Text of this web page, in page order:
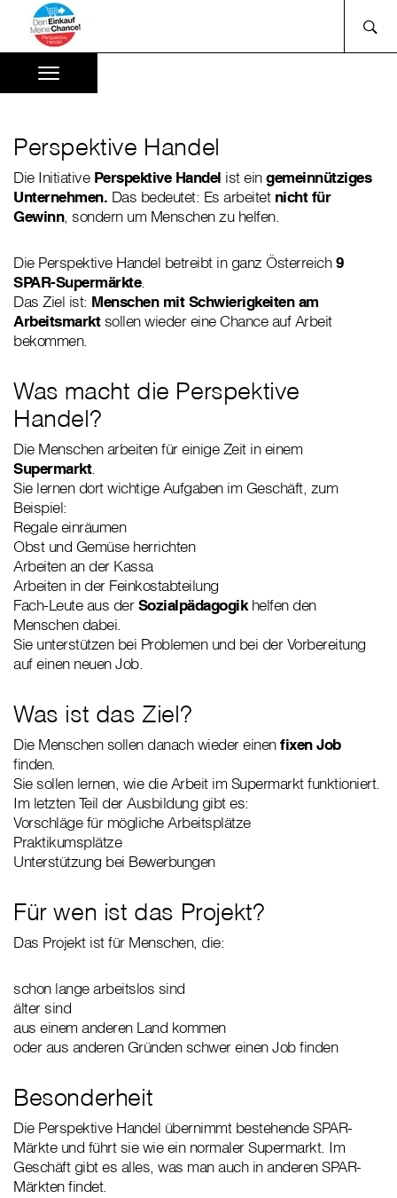
Perspektive Handel
Die Initiative Perspektive Handel ist eingemeinnütziges
Unternehmen. Das bedeutet: Es arbeitet nicht für
Gewinn, sondern um Menschen zu helfen.
Die Perspektive Handel betreibt in ganz Österreich9
SPAR-Supermärkte.
Das Ziel ist: Menschen mit Schwierigkeiten am
Arbeitsmarktsollen wieder eine Chance auf Arbeit
bekommen.
Was macht die Perspektive
Handel?
Die Menschen arbeiten für einige Zeit in einem
Supermarkt.
Sie lernen dort wichtige Aufgaben im Geschäft, zum
Beispiel:
Regale einräumen
Obst und Gemüse herrichten
Arbeiten an der Kassa
Arbeiten in der Feinkostabteilung
Fach-Leute aus derSozialpädagogikhelfen den
Menschen dabei.
Sie unterstützen bei Problemen und bei der Vorbereitung
auf einen neuen Job.
Was ist das Ziel?
Die Menschen sollen danach wieder einenfixen Job
finden.
Sie sollen lernen, wie die Arbeit im Supermarkt funktioniert.
Im letzten Teil der Ausbildung gibt es:
Vorschläge für mögliche Arbeitsplätze
Praktikumsplätze
Unterstützung bei Bewerbungen
Für wen ist das Projekt?
Das Projekt ist für Menschen, die:
schon lange arbeitslos sind
älter sind
aus einem anderen Land kommen
oder aus anderen Gründen schwer einen Job finden
Besonderheit
Die Perspektive Handel übernimmt bestehende SPAR-
Märkte und führt sie wie ein normaler Supermarkt. Im
Geschäft gibt es alles, was man auch in anderen SPAR-
Märkten findet.